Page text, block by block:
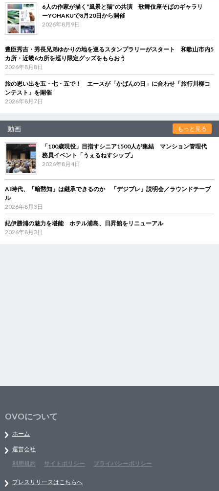
6人の作家が描く“風景と猫”の共演 歌舞伎座そばのギャラリ
ーYOHAKUで8月20日から開催
2026年8月9日
豊臣秀吉・秀長兄弟ゆかりの地を巡るスタンプラリーがスタート 和歌山市内5
カ所・近畿6カ所を巡り限定グッズをもらおう
2026年8月8日
旅の思い出を五・七・五で！ エースが「かばんの日」に合わせ「旅行川柳コ
ンテスト」を開催
2026年8月7日
動画 もっと見る
「100歳現役」目指すシニア1500人が集結 マンション管理代
務員イベント「うぇるねすシップ」
2026年8月4日
AI時代、「暗黙知」は継承できるのか 「デジブレ」説明会／ラウンドテーブ
ル
2026年8月3日
紀伊勝浦の魅力を堪能 ホテル浦島、日昇館をリニューアル
2026年8月3日
OVOについて
ホーム
運営会社
利用規約
サイトポリシー プライバシーポリシー
プレスリリースはこちらへ